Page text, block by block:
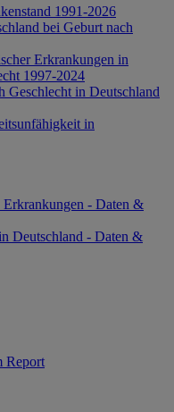
1991-2026
bei Geburt nach
Erkrankungen in
1997-2024
in Deutschland
in
Erkrankungen - Daten &
Deutschland - Daten &
Report